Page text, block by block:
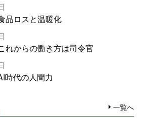
品ロスと温暖化
れからの働き方は司令官
時代の人間力
一覧へ